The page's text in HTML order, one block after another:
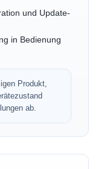
und Update-
in Bedienung
Produkt,
ab.